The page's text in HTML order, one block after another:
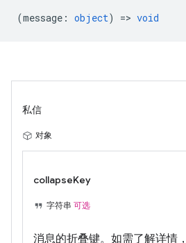
(message : object) => void
私信
对象
collapseKey
字符串 可选
消息的折叠键。如需了解详情